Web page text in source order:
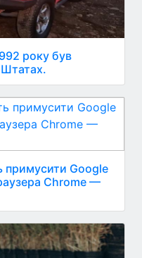
року був
примусити Google
Chrome —